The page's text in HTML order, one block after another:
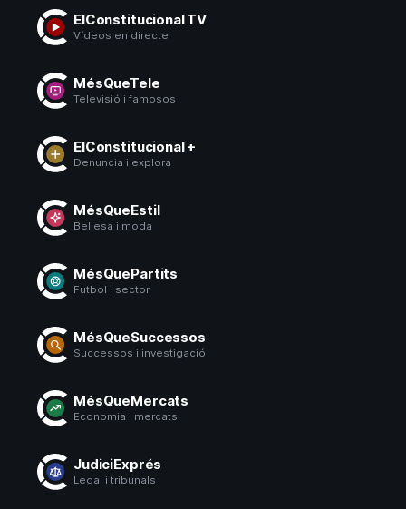
ElConstitucional TV
Vídeos en directe
MésQueTele
Televisió i famosos
ElConstitucional +
Denuncia i explora
MésQueEstil
Bellesa i moda
MésQuePartits
Futbol i sector
MésQueSuccessos
Successos i investigació
MésQueMercats
Economia i mercats
JudiciExprés
Legal i tribunals